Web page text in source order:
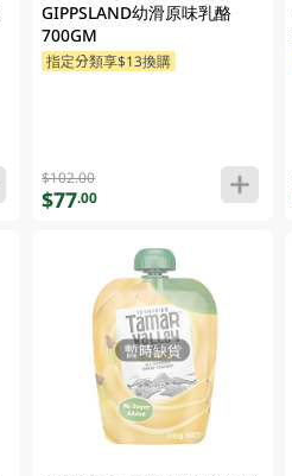
GIPPSLAND幼滑原味乳酪
700GM
指定分類享$13換購
$102.00
$77.00
暫時缺貨